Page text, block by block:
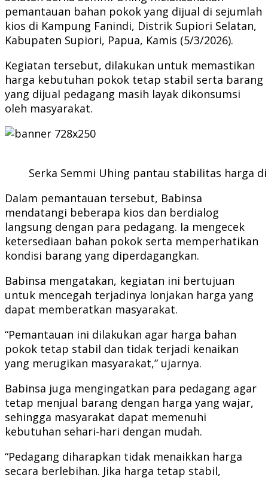
pemantauan bahan pokok yang dijual di sejumlah
kios di Kampung Fanindi, Distrik Supiori Selatan,
Kabupaten Supiori, Papua, Kamis (5/3/2026).
Kegiatan tersebut, dilakukan untuk memastikan
harga kebutuhan pokok tetap stabil serta barang
yang dijual pedagang masih layak dikonsumsi
oleh masyarakat.
Serka Semmi Uhing pantau stabilitas harga
Dalam pemantauan tersebut, Babinsa
mendatangi beberapa kios dan berdialog
langsung dengan para pedagang. Ia mengecek
ketersediaan bahan pokok serta memperhatikan
kondisi barang yang diperdagangkan.
Babinsa mengatakan, kegiatan ini bertujuan
untuk mencegah terjadinya lonjakan harga yang
dapat memberatkan masyarakat.
“Pemantauan ini dilakukan agar harga bahan
pokok tetap stabil dan tidak terjadi kenaikan
yang merugikan masyarakat,” ujarnya.
Babinsa juga mengingatkan para pedagang agar
tetap menjual barang dengan harga yang wajar,
sehingga masyarakat dapat memenuhi
kebutuhan sehari-hari dengan mudah.
“Pedagang diharapkan tidak menaikkan harga
secara berlebihan. Jika harga tetap stabil,